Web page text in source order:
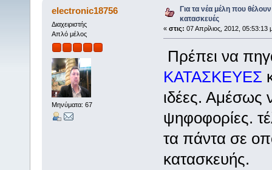
6832 φορές)
electronic18756
Διαχειριστής
Απλό μέλος
Μηνύματα: 67
Για τα νέα μέλη που
κατασκευές
« στις: 07 Απρίλιος, 2012, 05:53:13
Πρέπει να
ΚΑΤΑΣΚΕΥΕΣ
ιδέες. Αμέσως
ψηφοφορίες.
τα πάντα σε
κατασκευής.